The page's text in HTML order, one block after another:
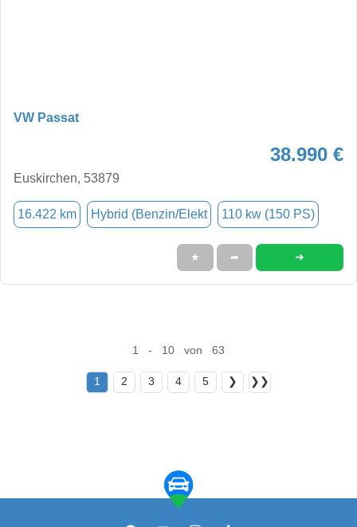
VW Passat
38.990 €
Euskirchen, 53879
16.422 km Hybrid (Benzin/Elekt 110 kw (150 PS)
★ ➦ ➜
1 - 10 von 63
1 2 3 4 5 ❯ ❯❯